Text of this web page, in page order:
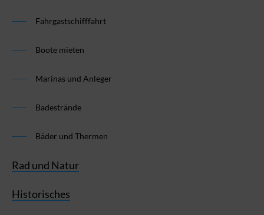
Fahrgastschifffahrt
Boote mieten
Marinas und Anleger
Badestrände
Bäder und Thermen
Rad und Natur
Historisches